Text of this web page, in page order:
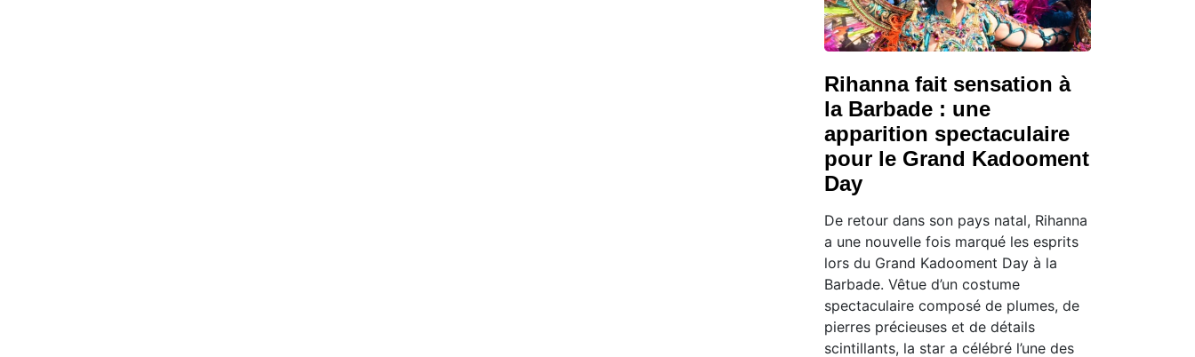
Rihanna fait sensation à
la Barbade : une
apparition spectaculaire
pour le Grand Kadooment
Day
De retour dans son pays natal, Rihanna
a une nouvelle fois marqué les esprits
lors du Grand Kadooment Day à la
Barbade. Vêtue d’un costume
spectaculaire composé de plumes, de
pierres précieuses et de détails
scintillants, la star a célébré l’une des